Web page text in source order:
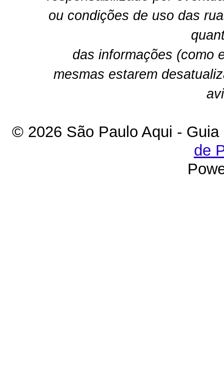
ou condições de uso das
das informações (como
mesmas estarem
© 2026 São Paulo Aqui -
de